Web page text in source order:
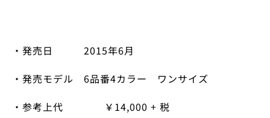
・発売日 2015年6月
・発売モデル 6品番4カラー ワンサイズ
・参考上代 ￥ 14,000 + 税